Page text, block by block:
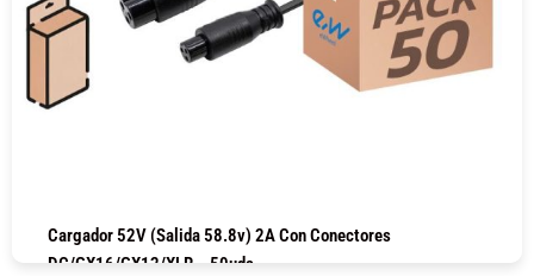
Cargador 52V (salida 58.8v) 2A Con Conectores
DC/GX16/GX12/XLR – 50uds